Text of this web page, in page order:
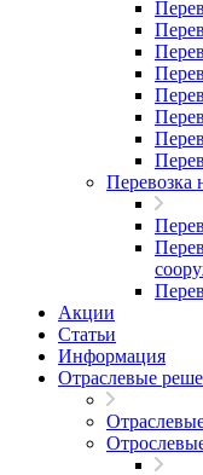
Перевозка
Акции
Статьи
Информация
Отраслевые